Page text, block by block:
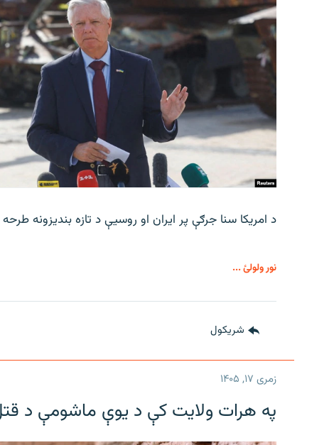
د امریکا سنا جرګې پر ایران او روسیې د تازه بندیزونه
نور ولولئ ...
شريکول
زمری ۱۷, ۱۴۰۵
په هرات ولایت کې د یوې ماشومې د